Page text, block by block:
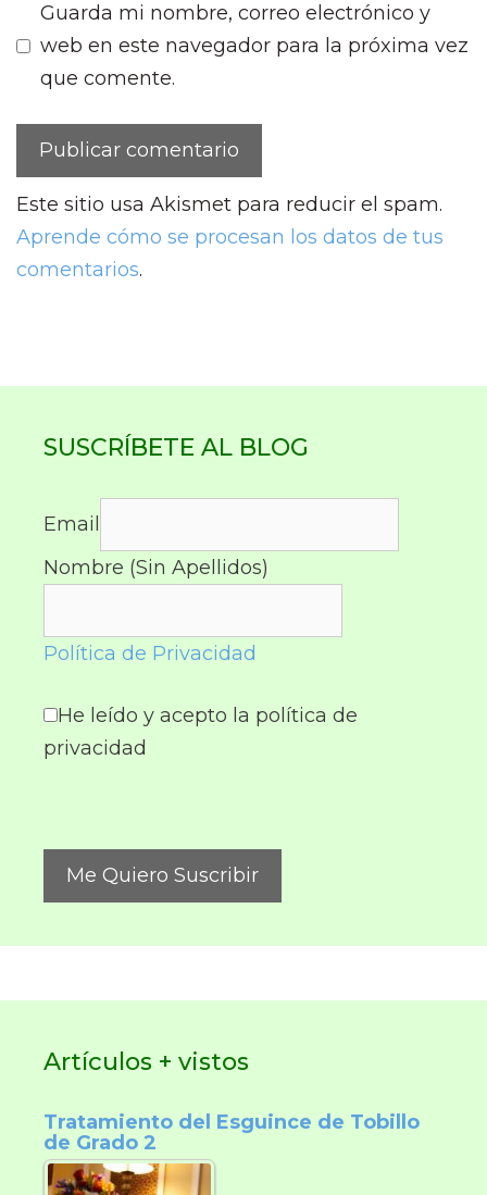
Guarda mi nombre, correo electrónico y
web en este navegador para la próxima vez
que comente.
Este sitio usa Akismet para reducir el spam.
Aprende cómo se procesan los datos de tus
comentarios.
SUSCRÍBETE AL BLOG
Email
Nombre (Sin Apellidos)
Política de Privacidad
He leído y acepto la política de
privacidad
Artículos + vistos
Tratamiento del Esguince de Tobillo
de Grado 2